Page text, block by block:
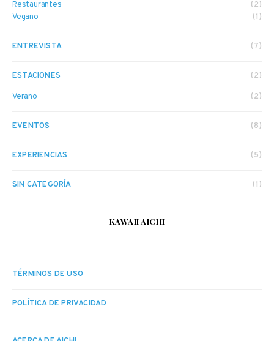
Restaurantes
(2)
Vegano
(1)
ENTREVISTA (7)
ESTACIONES (2)
Verano (2)
EVENTOS (8)
EXPERIENCIAS (5)
SIN CATEGORÍA (1)
KAWAII AICHI
TÉRMINOS DE USO
POLÍTICA DE PRIVACIDAD